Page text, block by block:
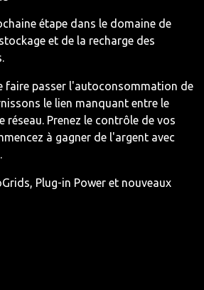
étape dans le domaine de
et de la recharge des
faire passer l'autoconsommation de
le lien manquant entre le
réseau. Prenez le contrôle de vos
à gagner de l'argent avec
Plug-in Power et nouveaux